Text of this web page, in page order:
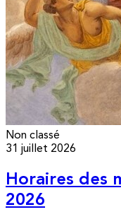
Non classé
31 juillet 2026
Horaires des
2026